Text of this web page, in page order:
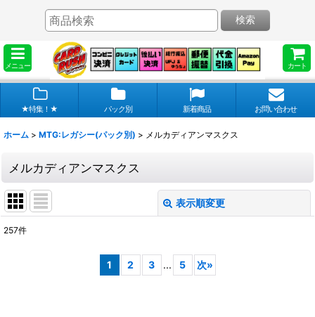
メニュー カート
検索
★特集！★ パック別 新着商品 お問い合わせ
ホーム > MTG:レガシー(パック別) > メルカディアンマスクス
メルカディアンマスクス
表示順変更
257件
1 2 3 ... 5 次»